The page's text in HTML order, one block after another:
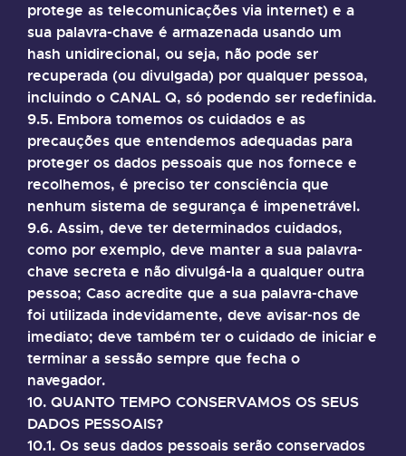
protege as telecomunicações via internet) e a
sua palavra-chave é armazenada usando um
hash unidirecional, ou seja, não pode ser
recuperada (ou divulgada) por qualquer pessoa,
incluindo o CANAL Q, só podendo ser redefinida.
9.5. Embora tomemos os cuidados e as
precauções que entendemos adequadas para
proteger os dados pessoais que nos fornece e
recolhemos, é preciso ter consciência que
nenhum sistema de segurança é impenetrável.
9.6. Assim, deve ter determinados cuidados,
como por exemplo, deve manter a sua palavra-
chave secreta e não divulgá-la a qualquer outra
pessoa; Caso acredite que a sua palavra-chave
foi utilizada indevidamente, deve avisar-nos de
imediato; deve também ter o cuidado de iniciar e
terminar a sessão sempre que fecha o
navegador.
10. QUANTO TEMPO CONSERVAMOS OS SEUS
DADOS PESSOAIS?
10.1. Os seus dados pessoais serão conservados